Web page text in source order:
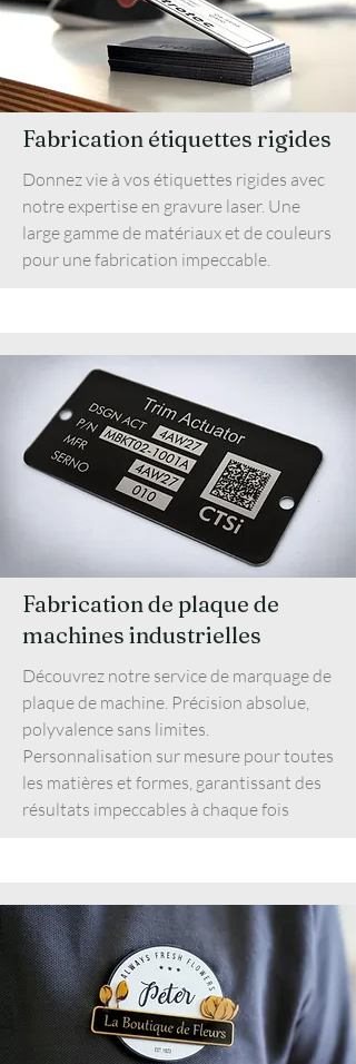
Fabrication étiquettes rigides
Donnez vie à vos étiquettes rigides avec
notre expertise en gravure laser. Une
large gamme de matériaux et de couleurs
pour une fabrication impeccable.
Fabrication de plaque de
machines industrielles
Découvrez notre service de marquage de
plaque de machine. Précision absolue,
polyvalence sans limites.
Personnalisation sur mesure pour toutes
les matières et formes, garantissant des
résultats impeccables à chaque fois